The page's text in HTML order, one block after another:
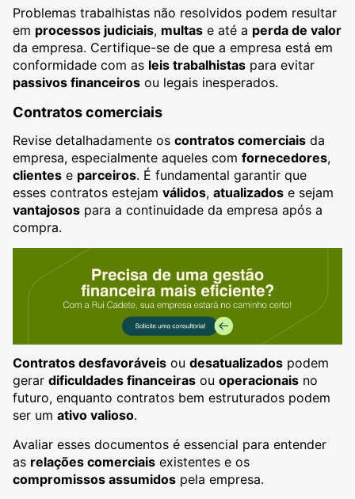
Problemas trabalhistas não resolvidos podem resultar
em processos judiciais, multas e até a perda de valor
da empresa. Certifique-se de que a empresa está em
conformidade com as leis trabalhistas para evitar
passivos financeiros ou legais inesperados.
Contratos comerciais
Revise detalhadamente os contratos comerciais da
empresa, especialmente aqueles com fornecedores,
clientes e parceiros. É fundamental garantir que
esses contratos estejam válidos, atualizados e sejam
vantajosos para a continuidade da empresa após a
compra.
Contratos desfavoráveis ou desatualizados podem
gerar dificuldades financeiras ou operacionais no
futuro, enquanto contratos bem estruturados podem
ser um ativo valioso.
Avaliar esses documentos é essencial para entender
as relações comerciais existentes e os
compromissos assumidos pela empresa.